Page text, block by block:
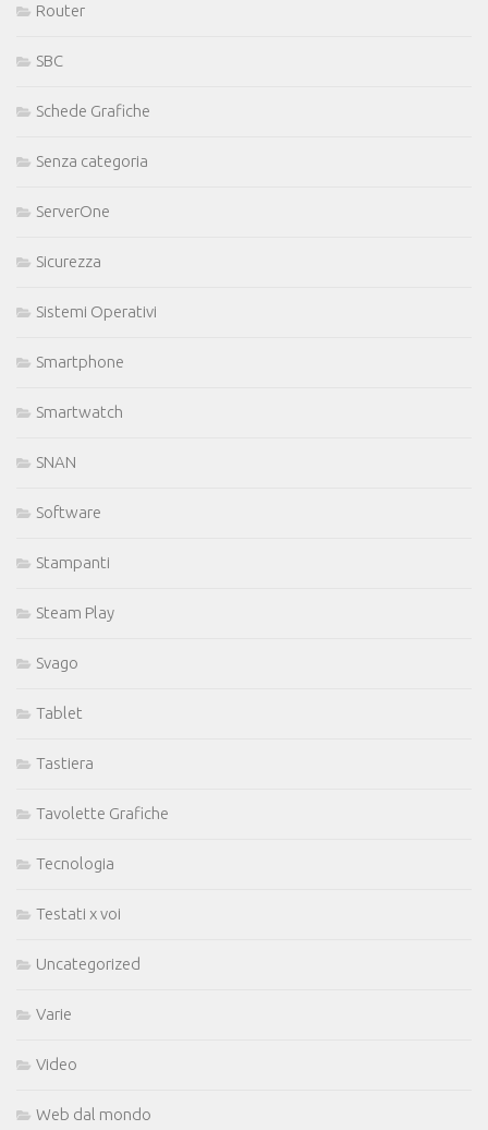
Router
SBC
Schede Grafiche
Senza categoria
ServerOne
Sicurezza
Sistemi Operativi
Smartphone
Smartwatch
SNAN
Software
Stampanti
Steam Play
Svago
Tablet
Tastiera
Tavolette Grafiche
Tecnologia
Testati x voi
Uncategorized
Varie
Video
Web dal mondo